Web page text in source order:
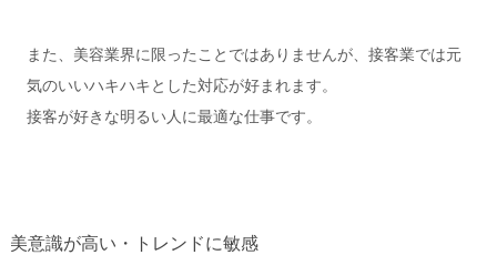
また、美容業界に限ったことではありませんが、接客業では元
気のいいハキハキとした対応が好まれます。
接客が好きな明るい人に最適な仕事です。
美意識が高い・トレンドに敏感